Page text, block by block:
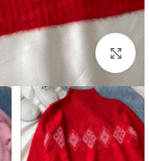
بزرگنمایی تصویر